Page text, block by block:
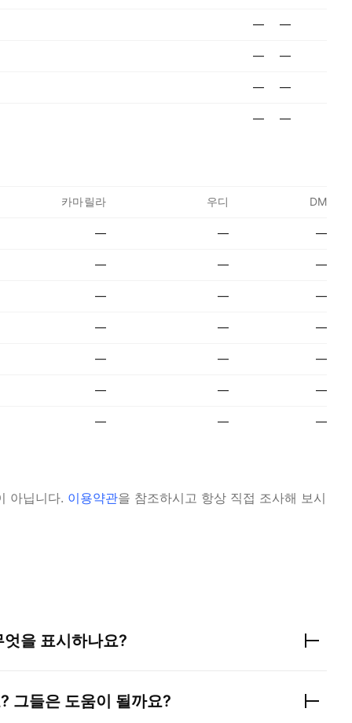
— —
— —
— —
— —
카마릴라 우디 DM
— — —
— — —
— — —
— — —
— — —
— — —
— — —
아닙니다. 이용약관을 참조하시고 항상 직접 조사해 보시
을 표시하나요?
그들은 도움이 될까요?